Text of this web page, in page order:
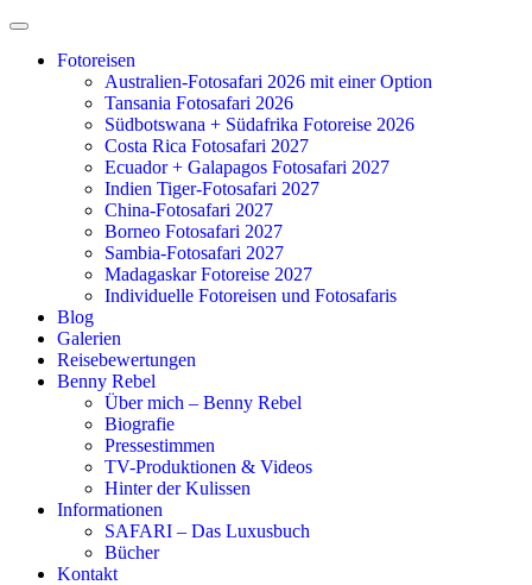
Zum
springenFotoreisen
Australien-Fotosafari 2026 mit einer Option
Tansania Fotosafari 2026
Südbotswana + Südafrika Fotoreise 2026
Costa Rica Fotosafari 2027
Ecuador + Galapagos Fotosafari 2027
Indien Tiger-Fotosafari 2027
China-Fotosafari 2027
Borneo Fotosafari 2027
Sambia-Fotosafari 2027
Madagaskar Fotoreise 2027
Individuelle Fotoreisen und Fotosafaris
Blog
Galerien
Reisebewertungen
Benny Rebel
Über mich – Benny Rebel
Biografie
Pressestimmen
TV-Produktionen & Videos
Hinter der Kulissen
Informationen
SAFARI – Das Luxusbuch
Bücher
Kontakt